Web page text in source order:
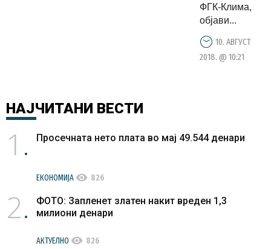
ФГК-Клима,
објави...
10. АВГУСТ
2018. @ 10:21
НАЈЧИТАНИ ВЕСТИ
1 Просечната нето плата во мај 49.544 денари
ЕКОНОМИЈА visibility 826
2
ФОТО: Запленет златен накит вреден 1,3
милиони денари
АКТУЕЛНО visibility 826